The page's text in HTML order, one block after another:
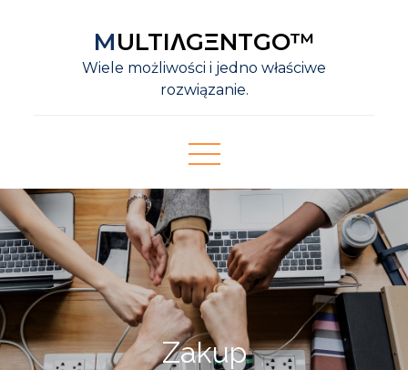
MULTIΛGΞNTGO™
Wiele możliwości i jedno właściwe
rozwiązanie.
Zakup